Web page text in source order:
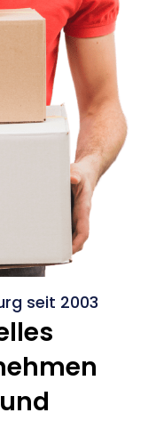
seit 2003